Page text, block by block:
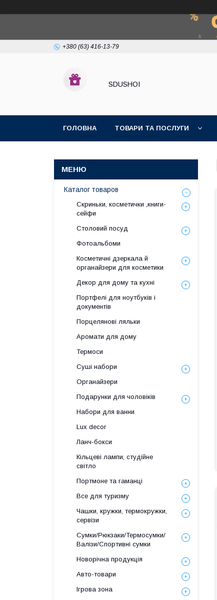
+380 (63) 416-13-79
SDUSHOI
ГОЛОВНА ТОВАРИ ТА ПОСЛУГИ
Каталог товаров
Скриньки, косметички ,книги-
сейфи
Столовий посуд
Фотоальбоми
Косметичні дзеркала й
органайзери для косметики
Декор для дому та кухні
Портфелі для ноутбуків і
документів
Порцелянові ляльки
Аромати для дому
Термоси
Суші набори
Органайзери
Подарунки для чоловіків
Набори для ванни
Lux decor
Ланч-бокси
Кільцеві лампи, студійне
світло
Портмоне та гаманці
Все для туризму
Чашки, кружки, термокружки,
сервізи
Сумки/Рюкзаки/Термосумки/
Валізи/Спортивні сумки
Новорічна продукція
Авто-товари
Ігрова зона